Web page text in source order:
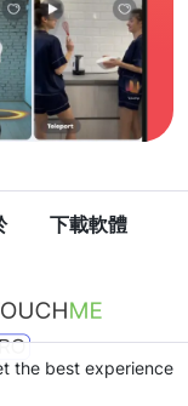
下載軟體
the best experience